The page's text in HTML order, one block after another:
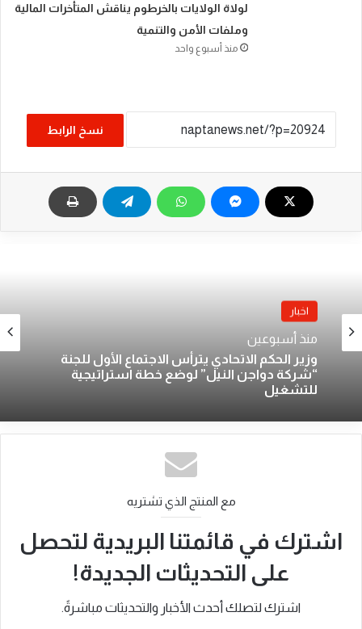
لولاة الولايات بالخرطوم يناقش المتأخرات المالية
وملفات الأمن والتنمية
منذ أسبوع واحد
نسخ الرابط
اخبار
منذ أسبوعين
وزير الحكم الاتحادي يترأس الاجتماع الأول للجنة
“شركة دواجن النيل” لوضع خطة استراتيجية
للتشغيل
مع المنتج الذي تشتريه
اشترك في قائمتنا البريدية لتحصل
على التحديثات الجديدة!
اشترك لتصلك أحدث الأخبار والتحديثات مباشرةً.